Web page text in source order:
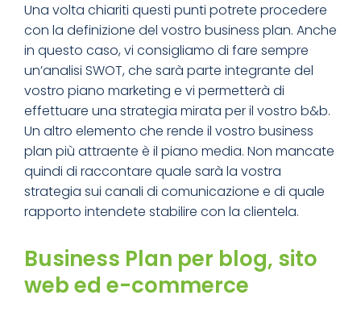
Una volta chiariti questi punti potrete procedere
con la definizione del vostro business plan. Anche
in questo caso, vi consigliamo di fare sempre
un’analisi SWOT, che sarà parte integrante del
vostro piano marketing e vi permetterà di
effettuare una strategia mirata per il vostro b&b.
Un altro elemento che rende il vostro business
plan più attraente è il piano media. Non mancate
quindi di raccontare quale sarà la vostra
strategia sui canali di comunicazione e di quale
rapporto intendete stabilire con la clientela.
Business Plan per blog, sito
web ed e-commerce